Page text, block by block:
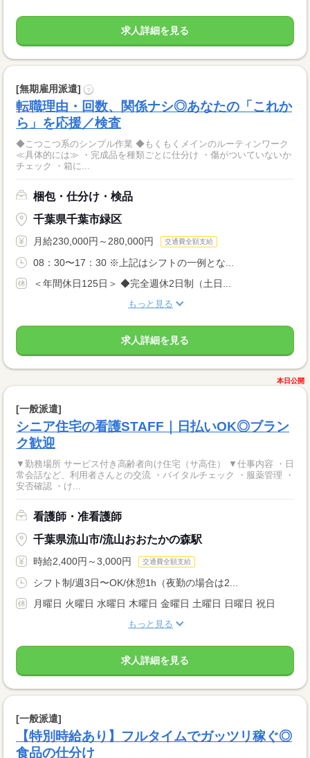
求人詳細を見る
[無期雇用派遣] ?
転職理由・回数、関係ナシ◎あなたの「これか
ら」を応援／検査
◆こつこつ系のシンプル作業 ◆もくもくメインのルーティンワーク
≪具体的には≫ ・完成品を種類ごとに仕分け ・傷がついていないか
チェック ・箱に...
梱包・仕分け・検品
千葉県千葉市緑区
月給230,000円～280,000円 交通費全額支給
08：30〜17：30 ※上記はシフトの一例とな...
＜年間休日125日＞ ◆完全週休2日制（土日...
もっと見る
求人詳細を見る
本日公開
[一般派遣]
シニア住宅の看護STAFF｜日払いOK◎ブラン
ク歓迎
▼勤務場所 サービス付き高齢者向け住宅（サ高住） ▼仕事内容 ・日
常会話など、利用者さんとの交流 ・バイタルチェック ・服薬管理 ・
安否確認 ・け...
看護師・准看護師
千葉県流山市/流山おおたかの森駅
時給2,400円～3,000円 交通費全額支給
シフト制/週3日〜OK/休憩1h（夜勤の場合は2...
月曜日 火曜日 水曜日 木曜日 金曜日 土曜日 日曜日 祝日
もっと見る
求人詳細を見る
[一般派遣]
【特別時給あり】フルタイムでガッツリ稼ぐ◎
食品の仕分け